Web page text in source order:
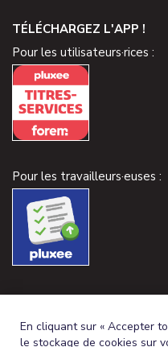
TÉLÉCHARGEZ L'APP !
Pour les utilisateurs·rices :
Pour les travailleurs·euses :
En cliquant sur « Accepter
le stockage de cookies sur